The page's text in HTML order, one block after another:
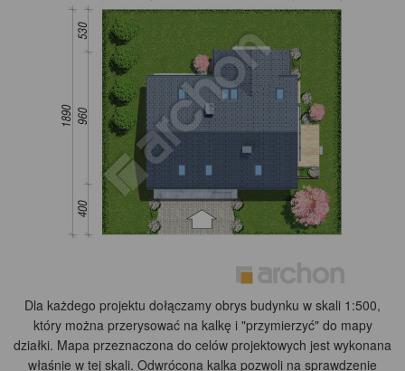
Dla każdego projektu dołączamy obrys budynku w skali 1:500,
który można przerysować na kalkę i "przymierzyć" do mapy
działki. Mapa przeznaczona do celów projektowych jest wykonana
właśnie w tej skali. Odwrócona kalka pozwoli na sprawdzenie